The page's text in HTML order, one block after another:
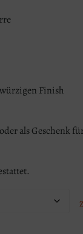
Finish
als Geschenk